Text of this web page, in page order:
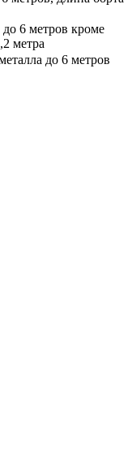
6 метров кроме
метра
до 6 метров